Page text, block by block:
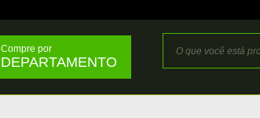
Compre por
DEPARTAMENTO